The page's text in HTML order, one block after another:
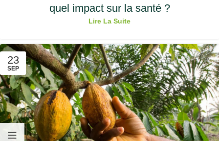
quel impact sur la santé ?
Lire La Suite
23
SEP